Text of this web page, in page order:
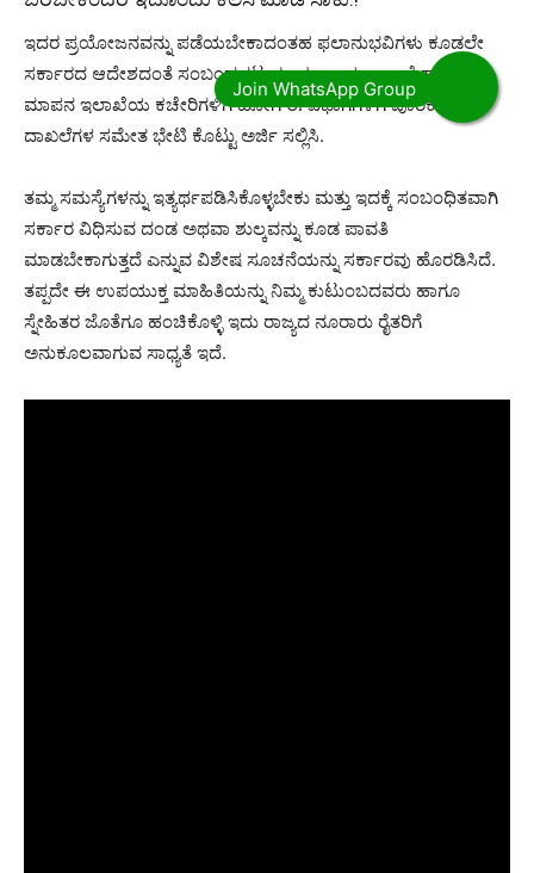
ಇದರ ಪ್ರಯೋಜನವನ್ನು ಪಡೆಯಬೇಕಾದಂತಹ ಫಲಾನುಭವಿಗಳು ಕೂಡಲೇ
ಸರ್ಕಾರದ ಆದೇಶದಂತೆ ಸಂಬಂಧಪಟ್ಟ ಭೂ ಕಂದಾಯ ಇಲಾಖೆ ಹಾಗು ಭೂ
ಮಾಪನ ಇಲಾಖೆಯ ಕಚೇರಿಗಳಿಗೆ ಹೋಗಿ ಈ ವಿಭಾಗಗಳಿಗೆ ಪೂರಕ
ದಾಖಲೆಗಳ ಸಮೇತ ಭೇಟಿ ಕೊಟ್ಟು ಅರ್ಜಿ ಸಲ್ಲಿಸಿ.
ತಮ್ಮ ಸಮಸ್ಯೆಗಳನ್ನು ಇತ್ಯರ್ಥಪಡಿಸಿಕೊಳ್ಳಬೇಕು ಮತ್ತು ಇದಕ್ಕೆ ಸಂಬಂಧಿತವಾಗಿ
ಸರ್ಕಾರ ವಿಧಿಸುವ ದಂಡ ಅಥವಾ ಶುಲ್ಕವನ್ನು ಕೂಡ ಪಾವತಿ
ಮಾಡಬೇಕಾಗುತ್ತದೆ ಎನ್ನುವ ವಿಶೇಷ ಸೂಚನೆಯನ್ನು ಸರ್ಕಾರವು ಹೊರಡಿಸಿದೆ.
ತಪ್ಪದೇ ಈ ಉಪಯುಕ್ತ ಮಾಹಿತಿಯನ್ನು ನಿಮ್ಮ ಕುಟುಂಬದವರು ಹಾಗೂ
ಸ್ನೇಹಿತರ ಜೊತೆಗೂ ಹಂಚಿಕೊಳ್ಳಿ ಇದು ರಾಜ್ಯದ ನೂರಾರು ರೈತರಿಗೆ
ಅನುಕೂಲವಾಗುವ ಸಾಧ್ಯತೆ ಇದೆ.